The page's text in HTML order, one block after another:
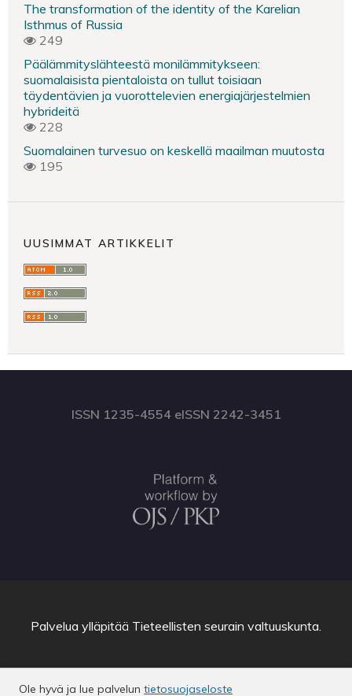
The transformation of the identity of the Karelian
Isthmus of Russia
249
Päälämmityslähteestä monilämmitykseen:
suomalaisista pientaloista on tullut toisiaan
täydentävien ja vuorottelevien energiajärjestelmien
hybrideitä
228
Suomalainen turvesuo on keskellä maailman muutosta
195
UUSIMMAT ARTIKKELIT
ISSN 1235-4554 eISSN 2242-3451
Ole hyvä ja lue palvelun tietosuojaseloste
Palvelua ylläpitää Tieteellisten seurain valtuuskunta.